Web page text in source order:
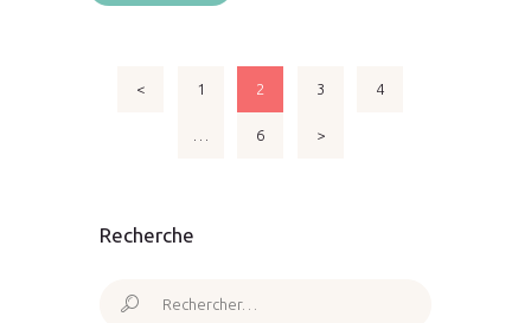
Pagination
< PAGE
1 PAGE
2 PAGE
3 PAGE
4
PAGE
6 >
Recherche
Rechercher :